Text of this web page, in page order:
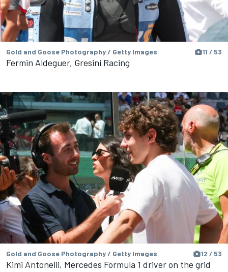
Gold and Goose Photography / Getty Images 11 / 53
Fermin Aldeguer, Gresini Racing
Gold and Goose Photography / Getty Images 12 / 53
Kimi Antonelli, Mercedes Formula 1 driver on the grid